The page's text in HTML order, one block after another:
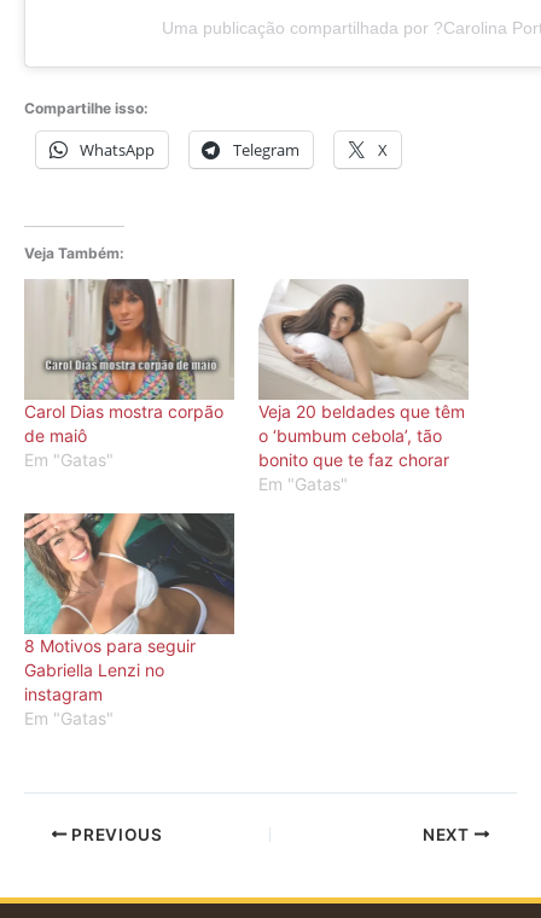
Uma publicação compartilhada por ?Carolina
Compartilhe isso:
WhatsApp Telegram X
Veja Também:
Carol Dias mostra corpão
de maiô
Em "Gatas"
Veja 20 beldades que têm
o ‘bumbum cebola’, tão
bonito que te faz chorar
Em "Gatas"
8 Motivos para seguir
Gabriella Lenzi no
instagram
Em "Gatas"
PREVIOUS NEXT